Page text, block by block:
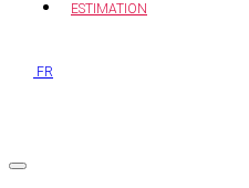
ESTIMATION
FR